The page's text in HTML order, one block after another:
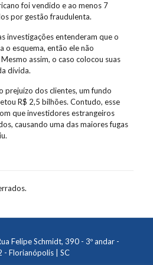
foi vendido e ao menos 7
por gestão fraudulenta.
investigações entenderam que o
o esquema, então ele não
assim, o caso colocou suas
dívida.
prejuízo dos clientes, um fundo
R$ 2,5 bilhões. Contudo, esse
que investidores estrangeiros
causando uma das maiores fugas
Felipe Schmidt, 390 - 3º andar -
- Florianópolis | SC